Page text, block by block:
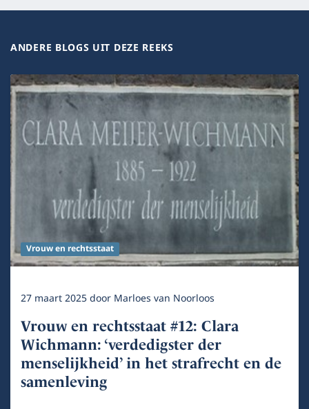
ANDERE BLOGS UIT DEZE REEKS
Vrouw en rechtsstaat
27 maart 2025door Marloes van Noorloos
Vrouw en rechtsstaat #12: Clara
Wichmann: ‘verdedigster der
menselijkheid’ in het strafrecht en de
samenleving